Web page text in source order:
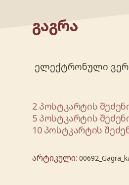
გაგრა
ელექტრონული
2 პოსტკარტის
5 პოსტკარტის
10 პოსტკარტის
არტიკული: